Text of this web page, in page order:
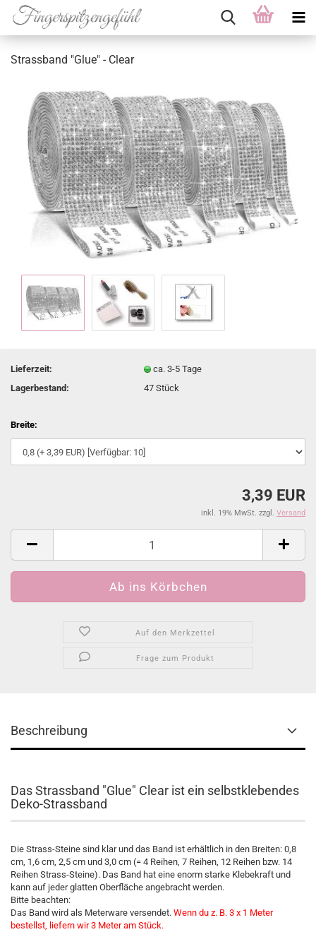
Strassband "Glue" - Clear
Lieferzeit:
ca. 3-5 Tage
Lagerbestand:
47Stück
Breite:
3,39 EUR
inkl. 19% MwSt. zzgl. Versand
Auf den Merkzettel
Frage zum Produkt
Beschreibung
Das Strassband "Glue" Clear ist ein selbstklebendes
Deko-Strassband
Die Strass-Steine sind klar und das Band ist erhältlich in den Breiten: 0,8
cm, 1,6 cm, 2,5 cm und 3,0 cm (= 4 Reihen, 7 Reihen, 12 Reihen bzw. 14
Reihen Strass-Steine). Das Band hat eine enorm starke Klebekraft und
kann auf jeder glatten Oberfläche angebracht werden.
Bitte beachten:
Das Band wird als Meterware versendet. Wenn du z. B. 3 x 1 Meter
bestellst, liefern wir 3 Meter am Stück.